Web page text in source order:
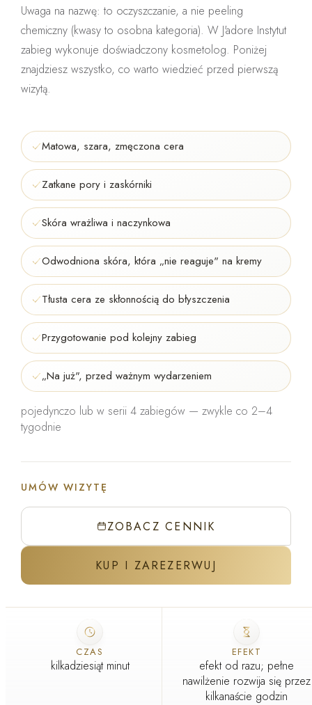
ZABIEG W GABINECIE J'ADORE
Szpatułka pracuje ultradźwiękiem — rozmiękcza, zamiast
wyciskać
GABINET ZABIEGOWY · WARSZAWA I KRAKÓW
Uwaga na nazwę: to oczyszczanie, a nie peeling
chemiczny (kwasy to osobna kategoria). W J'adore Instytut
zabieg wykonuje doświadczony kosmetolog. Poniżej
znajdziesz wszystko, co warto wiedzieć przed pierwszą
wizytą.
Matowa, szara, zmęczona cera
Zatkane pory i zaskórniki
Skóra wrażliwa i naczynkowa
Odwodniona skóra, która „nie reaguje" na kremy
Tłusta cera ze skłonnością do błyszczenia
Przygotowanie pod kolejny zabieg
„Na już", przed ważnym wydarzeniem
pojedynczo lub w serii 4 zabiegów — zwykle co 2–4
tygodnie
UMÓW WIZYTĘ
ZOBACZ CENNIK
KUP I ZAREZERWUJ
CZAS
kilkadziesiąt minut
EFEKT
efekt od razu; pełne
nawilżenie rozwija się przez
kilkanaście godzin